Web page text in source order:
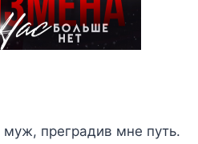
преградив мне путь.